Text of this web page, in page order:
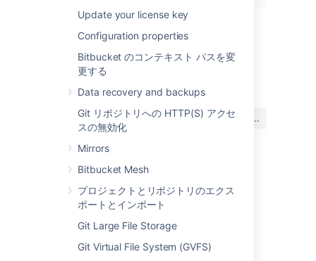
Update your license key
Configuration properties
Bitbucket のコンテキスト パスを変
更する
Data recovery and backups
Git リポジトリへの HTTP(S) アクセ
スの無効化
Mirrors
Bitbucket Mesh
プロジェクトとリポジトリのエクス
ポートとインポート
Git Large File Storage
Git Virtual File System (GVFS)
最終更新日: 2021 年 10 月 6 日
この内容はお役に立ちました
はい いいえ
Configuring the application navigator
Configuring Project links across Applications